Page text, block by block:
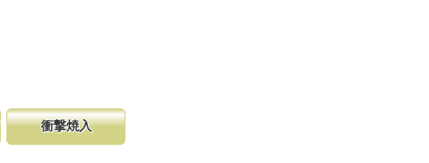
衝撃焼入